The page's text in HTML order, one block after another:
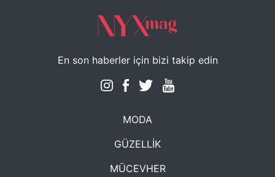
En son haberler için bizi takip edin
MODA
GÜZELLİK
MÜCEVHER